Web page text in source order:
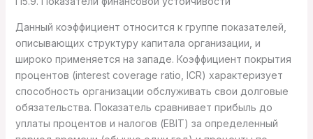
Данный коэффициент относится к группе показателей,
описывающих структуру капитала организации, и
широко применяется на западе. Коэффициент покрытия
процентов (interest coverage ratio, ICR) характеризует
способность организации обслуживать свои долговые
обязательства. Показатель сравнивает прибыль до
уплаты процентов и налогов (EBIT) за определенный